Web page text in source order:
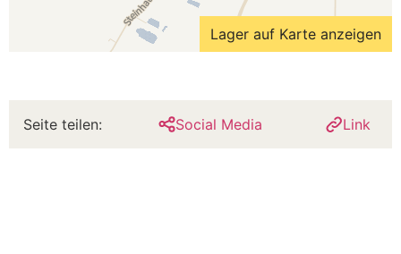
Lager auf Karte anzeigen
Seite teilen: Social Media Link